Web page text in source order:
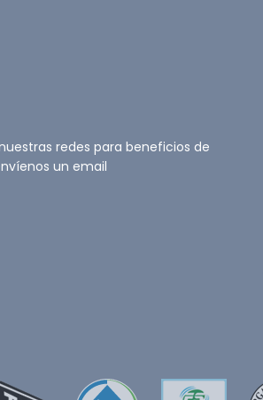
redes para beneficios de
un email